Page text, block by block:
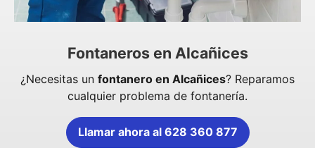
Fontaneros en Alcañices
¿Necesitas un fontanero en Alcañices? Reparamos
cualquier problema de fontanería.
Llamar ahora al 628 360 877